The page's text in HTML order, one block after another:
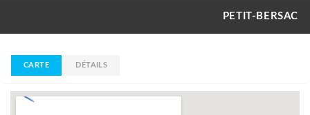
PETIT-BERSAC
CARTE DÉTAILS